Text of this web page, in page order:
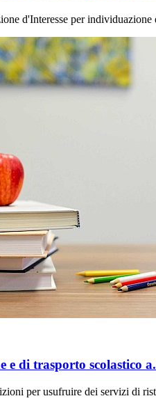
d'Interesse per
e di trasporto scolastico
per usufruire dei servizi di